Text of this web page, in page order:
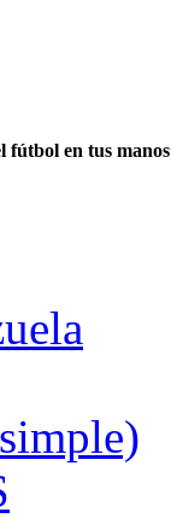
fútbol en tus